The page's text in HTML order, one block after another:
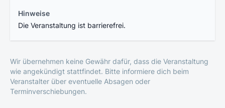
Hinweise
Die Veranstaltung ist barrierefrei.
Wir übernehmen keine Gewähr dafür, dass die Veranstaltung
wie angekündigt stattfindet. Bitte informiere dich beim
Veranstalter über eventuelle Absagen oder
Terminverschiebungen.